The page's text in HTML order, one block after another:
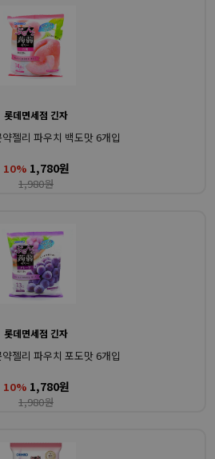
롯데면세점 긴자
젤리 파우치 백도맛 6개입
10% 1,780원
1,980원
롯데면세점 긴자
젤리 파우치 포도맛 6개입
10% 1,780원
1,980원